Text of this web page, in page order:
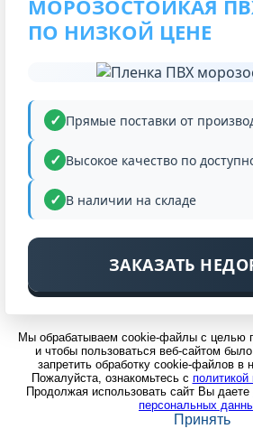
МОРОЗОСТОЙКАЯ
ПО НИЗКОЙ ЦЕНЕ
Прямые поставки от
Высокое качество по
В наличии на складе
ЗАКАЗАТЬ
Мы обрабатываем cookie-файлы с целью
и чтобы пользоваться веб-сайтом
запретить обработку cookie-файлов в
Пожалуйста, ознакомьтесь с
Продолжая использовать сайт Вы даете
персональных
Принять